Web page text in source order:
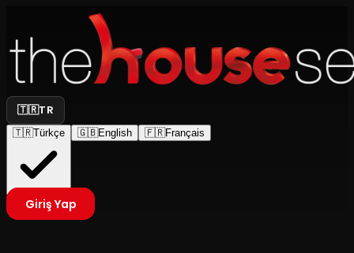
🇹🇷TR
🇹🇷Türkçe 🇬🇧English 🇫🇷Français
Giriş Yap